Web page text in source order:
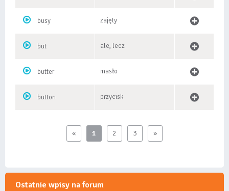
busy zajęty
but ale, lecz
butter masło
button przycisk
« 1 2 3 »
Ostatnie wpisy na forum